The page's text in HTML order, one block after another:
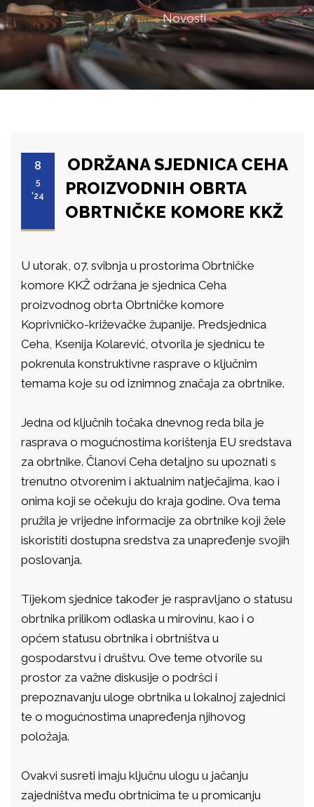
Naslovna Novosti
8
5
'24
ODRŽANA SJEDNICA CEHA
PROIZVODNIH OBRTA
OBRTNIČKE KOMORE KKŽ
U utorak, 07. svibnja u prostorima Obrtničke
komore KKŽ održana je sjednica Ceha
proizvodnog obrta Obrtničke komore
Koprivničko-križevačke županije. Predsjednica
Ceha, Ksenija Kolarević, otvorila je sjednicu te
pokrenula konstruktivne rasprave o ključnim
temama koje su od iznimnog značaja za obrtnike.
Jedna od ključnih točaka dnevnog reda bila je
rasprava o mogućnostima korištenja EU sredstava
za obrtnike. Članovi Ceha detaljno su upoznati s
trenutno otvorenim i aktualnim natječajima, kao i
onima koji se očekuju do kraja godine. Ova tema
pružila je vrijedne informacije za obrtnike koji žele
iskoristiti dostupna sredstva za unapređenje svojih
poslovanja.
Tijekom sjednice također je raspravljano o statusu
obrtnika prilikom odlaska u mirovinu, kao i o
općem statusu obrtnika i obrtništva u
gospodarstvu i društvu. Ove teme otvorile su
prostor za važne diskusije o podršci i
prepoznavanju uloge obrtnika u lokalnoj zajednici
te o mogućnostima unapređenja njihovog
položaja.
Ovakvi susreti imaju ključnu ulogu u jačanju
zajedništva među obrtnicima te u promicanju